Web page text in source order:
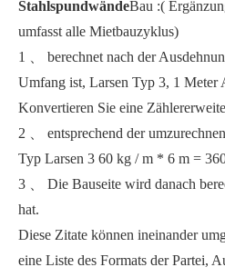
StahlspundwändeBau :(
umfasst alle Mietbauzyklus)
1 、 berechnet nach der
Umfang ist, Larsen Typ 3, 1 Meter
Konvertieren Sie eine
2 、 entsprechend der
Typ Larsen 3 60 kg / m * 6 m =
3 、 Die Bauseite wird danach
hat.
Diese Zitate können ineinander
eine Liste des Formats der Partei,